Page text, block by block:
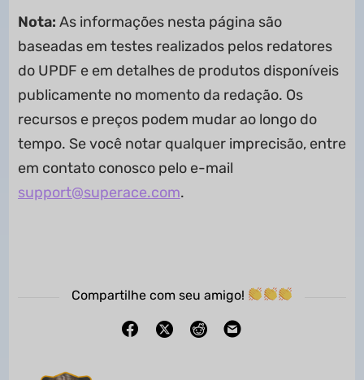
Nota: As informações nesta página são
baseadas em testes realizados pelos redatores
do UPDF e em detalhes de produtos disponíveis
publicamente no momento da redação. Os
recursos e preços podem mudar ao longo do
tempo. Se você notar qualquer imprecisão, entre
em contato conosco pelo e-mail
support@superace.com.
Compartilhe com seu amigo!